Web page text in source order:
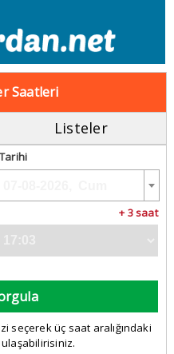
Saatleri
Listeler
Tarihi
+ 3 saat
seçerek üç saat aralığındaki